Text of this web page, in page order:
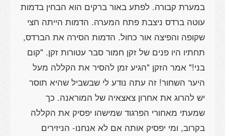
במערת קבורה. לפתע באור ברקים הוא הבחין בדמות
עוטה ברדס ניצבת פתח המערה. הדמות הייתה חצי
שקופה והפיצה אור כחול. הדמות הסירה את הברדס,
תחתיו היו פנים של זקן חמור סבר עטורות זקן. "קום
בני!" אמר הזקן "הגיע זמן להסיר את הקללה מעל
היער השחור! זה עתה נודע לי שבשביל שהיא תוסר
יש להרוג את אחרון צאצאיה של המוראנה. כך
שמעתי מאחורי הפרגוד שמישהו יפסיק את הקללה
בקרוב, ומי יפסיק אותה אם לא אנחנו- הניזירים